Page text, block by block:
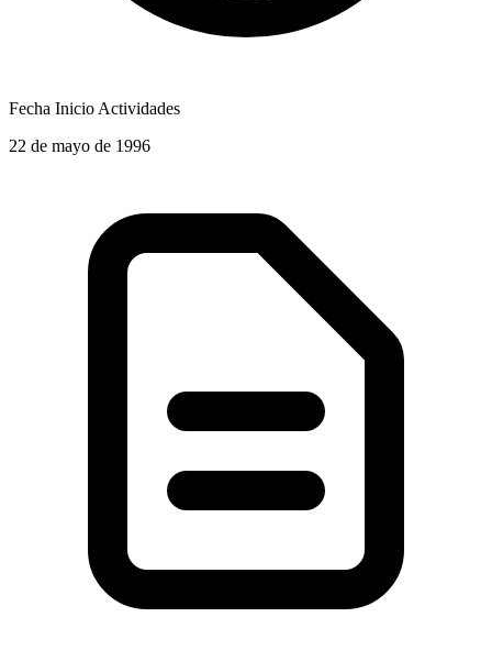
Fecha Inicio Actividades
22 de mayo de 1996